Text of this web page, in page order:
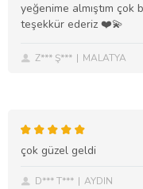
yeğenime almıştım çok
teşekkür ederiz ❤️💫
Z*** Ş*** MALATYA
çok güzel geldi
D*** T*** AYDIN